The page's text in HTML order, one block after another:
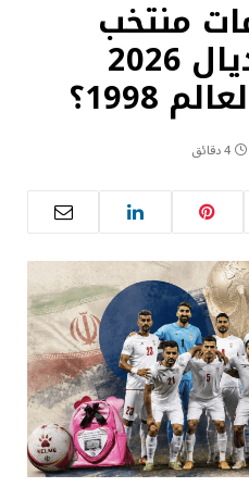
منتخب
إيران في مونديال 2026
4 دقائق